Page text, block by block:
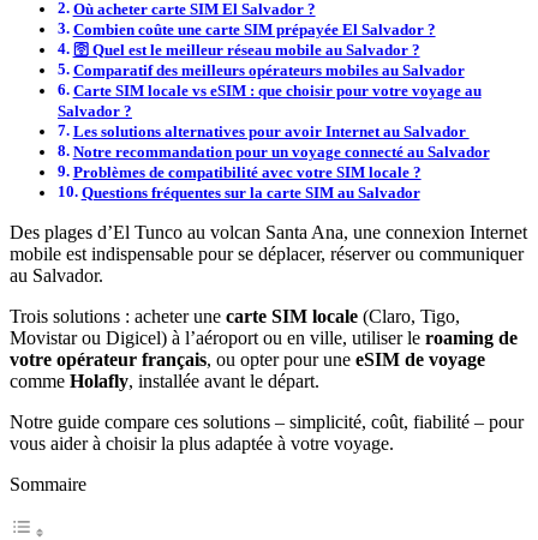
Où acheter carte SIM El Salvador ?
Combien coûte une carte SIM prépayée El Salvador ?
🛜 Quel est le meilleur réseau mobile au Salvador ?
Comparatif des meilleurs opérateurs mobiles au Salvador
Carte SIM locale vs eSIM : que choisir pour votre voyage au
Salvador ?
Les solutions alternatives pour avoir Internet au Salvador
Notre recommandation pour un voyage connecté au Salvador
Problèmes de compatibilité avec votre SIM locale ?
Questions fréquentes sur la carte SIM au Salvador
Des plages d’El Tunco au volcan Santa Ana, une connexion Internet
mobile est indispensable pour se déplacer, réserver ou communiquer
au Salvador.
Trois solutions : acheter une carte SIM locale (Claro, Tigo,
Movistar ou Digicel) à l’aéroport ou en ville, utiliser le roaming de
votre opérateur français, ou opter pour une eSIM de voyage
comme Holafly, installée avant le départ.
Notre guide compare ces solutions – simplicité, coût, fiabilité – pour
vous aider à choisir la plus adaptée à votre voyage.
Sommaire